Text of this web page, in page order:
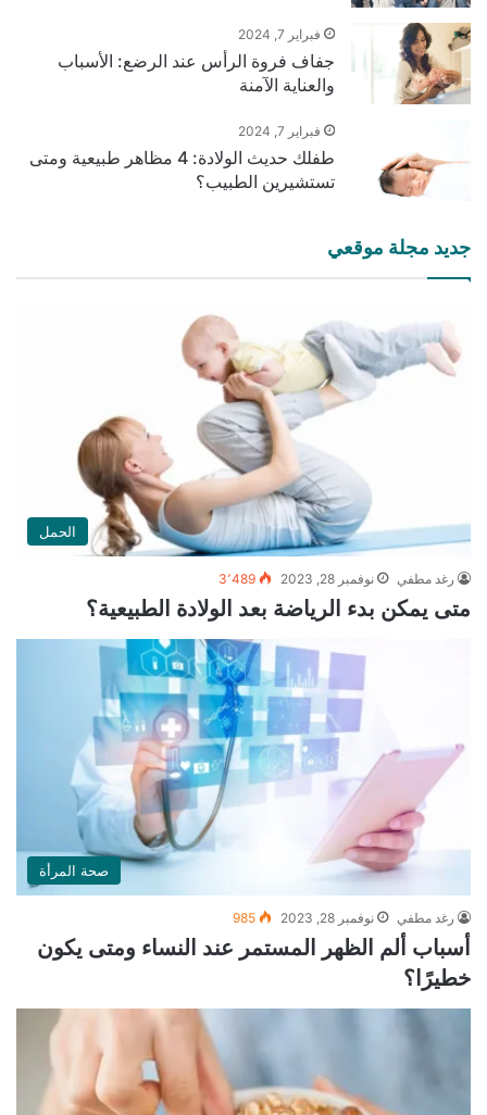
فبراير 7, 2024
جفاف فروة الرأس عند الرضع: الأسباب
والعناية الآمنة
فبراير 7, 2024
طفلك حديث الولادة: 4 مظاهر طبيعية ومتى
تستشيرين الطبيب؟
جديد مجلة موقعي
الحمل
رغد مطفي نوفمبر 28, 2023 3٬489
متى يمكن بدء الرياضة بعد الولادة الطبيعية؟
صحة المرأة
رغد مطفي نوفمبر 28, 2023 985
أسباب ألم الظهر المستمر عند النساء ومتى يكون
خطيرًا؟